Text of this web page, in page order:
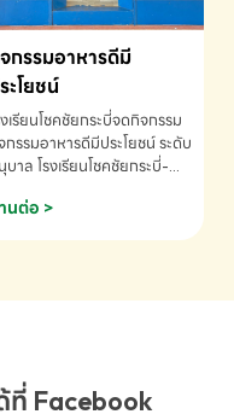
างวัลรองชนะเลิศอันดับที่ 2
Arithmetic
K2 - ถ้วยรางวัล
งชนะเลิศอันดับที่ 2 Mental
โรงเรียนโชคชัยกระบี่-
บถามข้อมูลเพิ่มเติม โทร.
691910
กรรมอาหารดีมี
ะโยชน์
งเรียนโชคชัยกระบี่จดกิจกรรม
กรรมอาหารดีมีประโยชน์ ระดับ
บาล โรงเรียนโชคชัยกระบี่-
691910
นต่อ >
ที่ Facebook